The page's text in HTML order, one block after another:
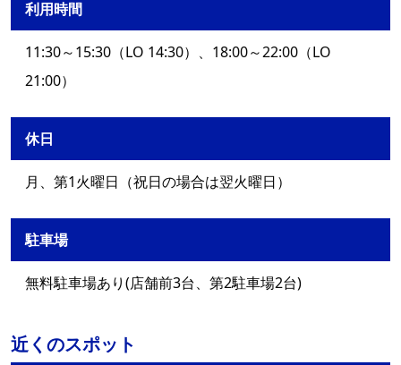
利用時間
11:30～15:30（LO 14:30）、18:00～22:00（LO
21:00）
休日
月、第1火曜日（祝日の場合は翌火曜日）
駐車場
無料駐車場あり(店舗前3台、第2駐車場2台)
近くのスポット